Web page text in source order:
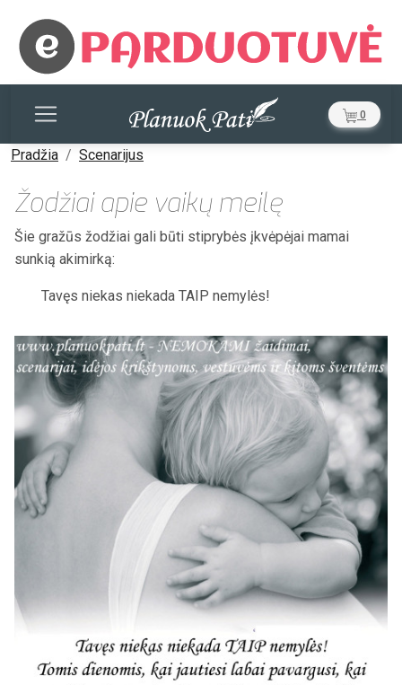
0
Pradžia Scenarijus
Žodžiai apie vaikų meilę
Šie gražūs žodžiai gali būti stiprybės įkvėpėjai mamai
sunkią akimirką:
Tavęs niekas niekada TAIP nemylės!